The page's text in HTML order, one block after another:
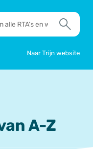
Zoek
Naar Trijn website
A-Z